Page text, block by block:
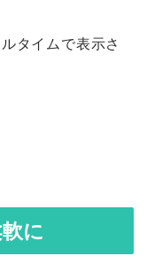
タイムで表示さ
に